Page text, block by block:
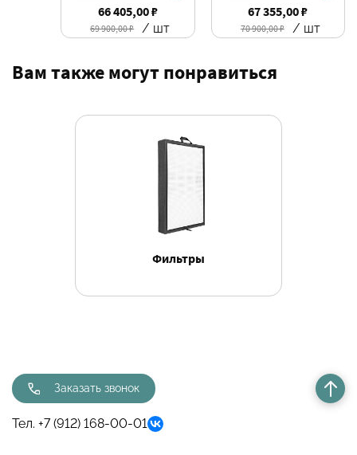
66 405,00 ₽
69 900,00 ₽ / шт
67 355,00 ₽
70 900,00 ₽ / шт
Вам также могут понравиться
Фильтры
Заказать звонок
Тел. +7 (912) 168-00-01